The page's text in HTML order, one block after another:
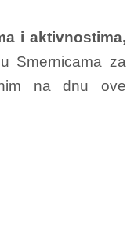
i aktivnostima,
Smernicama za
na dnu ove